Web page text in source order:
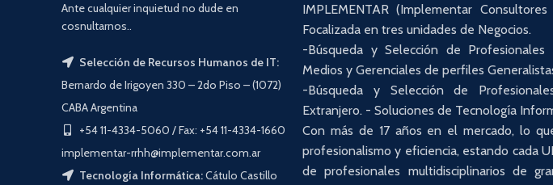
Ante cualquier inquietud no dude en
cosnultarnos..
Selección de Recursos Humanos de IT:
Bernardo de Irigoyen 330 – 2do Piso – (1072)
CABA Argentina
+54 11-4334-5060 / Fax: +54 11-4334-1660
implementar-rrhh@implementar.com.ar
Tecnología Informática:Cátulo Castillo
IMPLEMENTAR (Implementar
Focalizada en tres unidades de Negocios.
-Búsqueda y Selección de
Medios y Gerenciales de perfiles
-Búsqueda y Selección de
Extranjero. - Soluciones de Tecnología
Con más de 17 años en el mercado, lo
profesionalismo y eficiencia, estando cada
de profesionales multidisciplinarios de